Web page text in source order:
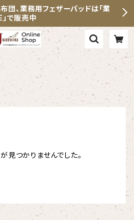
団、業務用フェザーパッドは「業
で販売中
見つかりませんでした。